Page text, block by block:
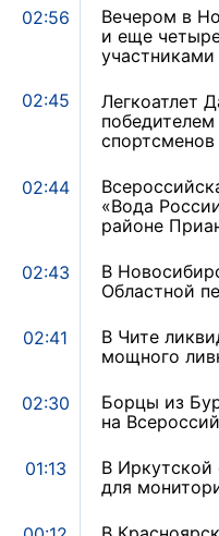
02:56
Вечером в
и еще
02:45
Легкоатлет
спортсменов
02:44
«Вода
районе
02:43
В
Областной
02:41
В Чите
мощного
02:30
Борцы из
на
01:13
В Иркутской
для